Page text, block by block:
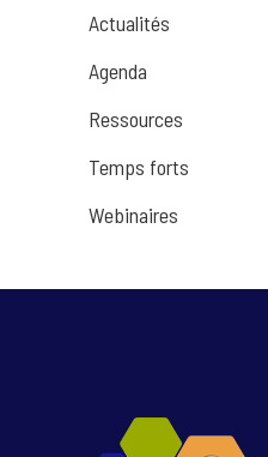
Actualités
Agenda
Ressources
Temps forts
Webinaires